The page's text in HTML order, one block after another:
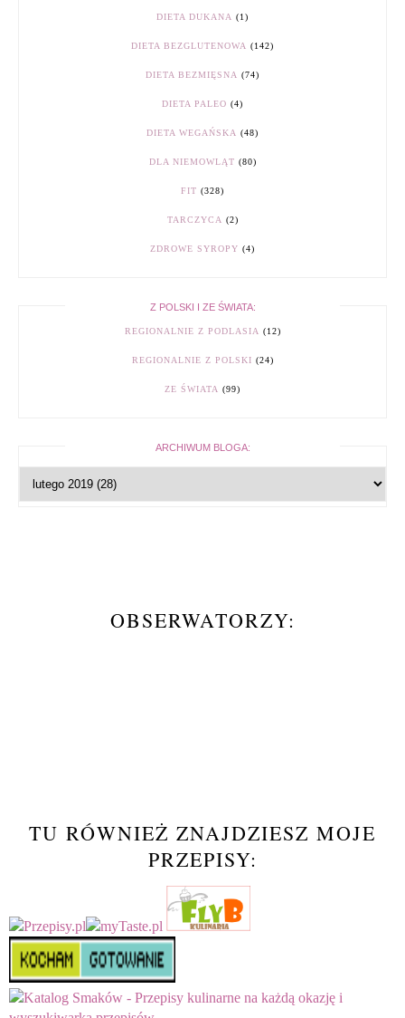
DIETA DUKANA (1)
DIETA BEZGLUTENOWA (142)
DIETA BEZMIĘSNA (74)
DIETA PALEO (4)
DIETA WEGAŃSKA (48)
DLA NIEMOWLĄT (80)
FIT (328)
TARCZYCA (2)
ZDROWE SYROPY (4)
Z POLSKI I ZE ŚWIATA:
REGIONALNIE Z PODLASIA (12)
REGIONALNIE Z POLSKI (24)
ZE ŚWIATA (99)
ARCHIWUM BLOGA:
OBSERWATORZY:
TU RÓWNIEŻ ZNAJDZIESZ MOJE
PRZEPISY: